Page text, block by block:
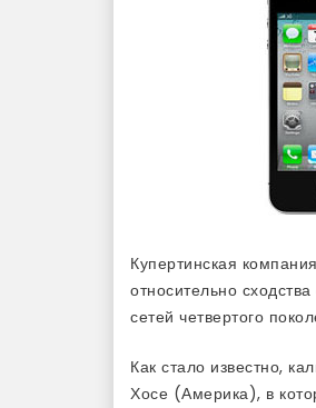
Купертинская
относительно
сетей четвертого
Как стало известно,
Хосе (Америка), в